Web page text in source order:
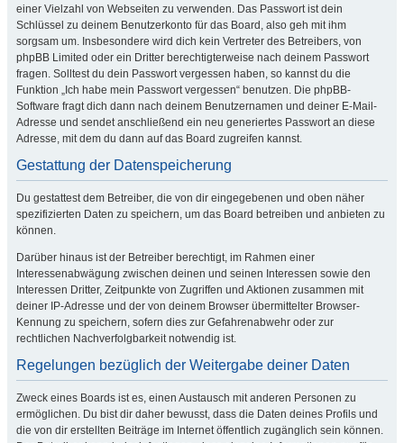
einer Vielzahl von Webseiten zu verwenden. Das Passwort ist dein
Schlüssel zu deinem Benutzerkonto für das Board, also geh mit ihm
sorgsam um. Insbesondere wird dich kein Vertreter des Betreibers, von
phpBB Limited oder ein Dritter berechtigterweise nach deinem Passwort
fragen. Solltest du dein Passwort vergessen haben, so kannst du die
Funktion „Ich habe mein Passwort vergessen“ benutzen. Die phpBB-
Software fragt dich dann nach deinem Benutzernamen und deiner E-Mail-
Adresse und sendet anschließend ein neu generiertes Passwort an diese
Adresse, mit dem du dann auf das Board zugreifen kannst.
Gestattung der Datenspeicherung
Du gestattest dem Betreiber, die von dir eingegebenen und oben näher
spezifizierten Daten zu speichern, um das Board betreiben und anbieten zu
können.
Darüber hinaus ist der Betreiber berechtigt, im Rahmen einer
Interessenabwägung zwischen deinen und seinen Interessen sowie den
Interessen Dritter, Zeitpunkte von Zugriffen und Aktionen zusammen mit
deiner IP-Adresse und der von deinem Browser übermittelter Browser-
Kennung zu speichern, sofern dies zur Gefahrenabwehr oder zur
rechtlichen Nachverfolgbarkeit notwendig ist.
Regelungen bezüglich der Weitergabe deiner Daten
Zweck eines Boards ist es, einen Austausch mit anderen Personen zu
ermöglichen. Du bist dir daher bewusst, dass die Daten deines Profils und
die von dir erstellten Beiträge im Internet öffentlich zugänglich sein können.